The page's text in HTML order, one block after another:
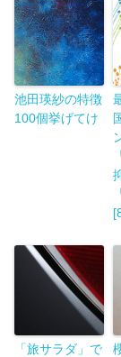
池田瑛紗の特徴
100個挙げてけ
「旅サラダ」で